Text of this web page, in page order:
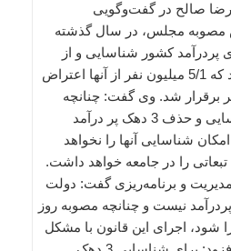
صالح در گفت‌وگویی
مصوبه مجلس، در سال گذشته
پردرآمد کشور شناسایی و از
پرداخت یارانه حذف شدند که 5/1 میلیون نفر از آنها اعتراض
برقرار شد. وی گفت: چنانچه
مصوبه مجلس برای شناسایی و حذف 3 دهک پر درآمد
شناسایی آنها را نخواهد
را در جامعه خواهد داشت.
و برنامه‌ریزی گفت: دولت
3 دهک پردرآمد نیست و چنانچه مصوبه روز
شود، اجرای این قانون با مشکل